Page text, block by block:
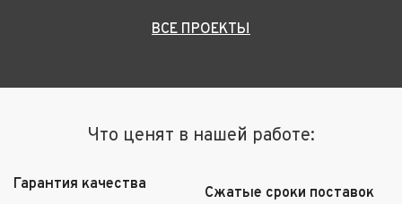
ВСЕ ПРОЕКТЫ
Что ценят в нашей работе:
Гарантия качества Сжатые сроки поставок